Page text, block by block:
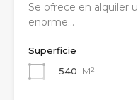
Se ofrece en alquiler
enorme…
Superficie
540 M²